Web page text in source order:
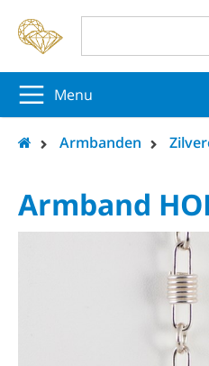
Menu
Armbanden
Armband